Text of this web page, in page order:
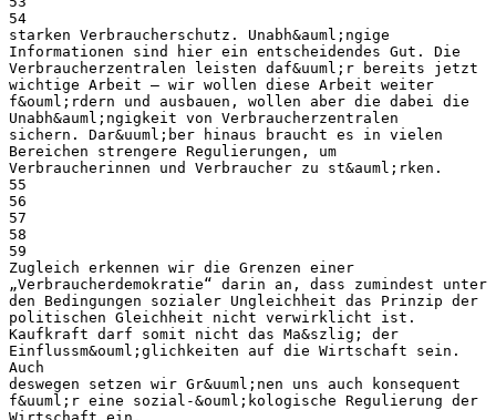
54
starken Verbraucherschutz. Unabh&auml;ngige
Informationen sind hier ein entscheidendes Gut. Die
Verbraucherzentralen leisten daf&uuml;r bereits jetzt
wichtige Arbeit – wir wollen diese Arbeit weiter
f&ouml;rdern und ausbauen, wollen aber die dabei die
Unabh&auml;ngigkeit von Verbraucherzentralen
sichern. Dar&uuml;ber hinaus braucht es in vielen
Bereichen strengere Regulierungen, um
Verbraucherinnen und Verbraucher zu st&auml;rken.
55
56
57
58
59
Zugleich erkennen wir die Grenzen einer
„Verbraucherdemokratie“ darin an, dass zumindest unter
den Bedingungen sozialer Ungleichheit das Prinzip der
politischen Gleichheit nicht verwirklicht ist.
Kaufkraft darf somit nicht das Ma&szlig; der
Einflussm&ouml;glichkeiten auf die Wirtschaft sein.
Auch
deswegen setzen wir Gr&uuml;nen uns auch konsequent
f&uuml;r eine sozial-&ouml;kologische Regulierung der